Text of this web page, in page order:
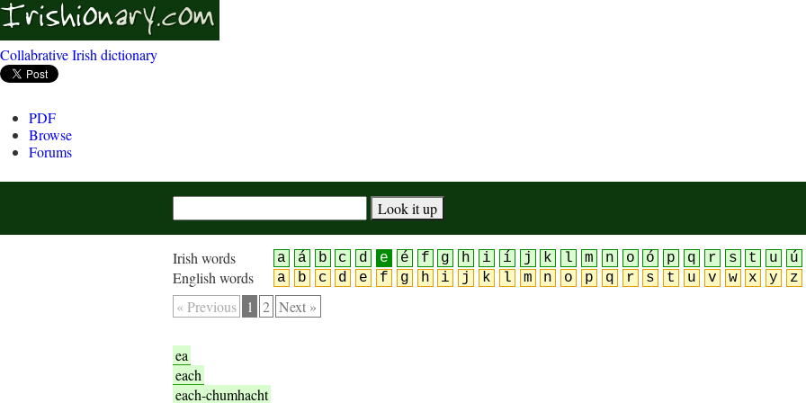
Collabrative Irish dictionary
PDF
Browse
Forums
Irish words a á b c d e é f g h i í j k l m n o ó p q r s t u ú
English words a b c d e f g h i j k l m n o p q r s t u v w x y z
« Previous 1 2 Next »
ea
each
each-chumhacht